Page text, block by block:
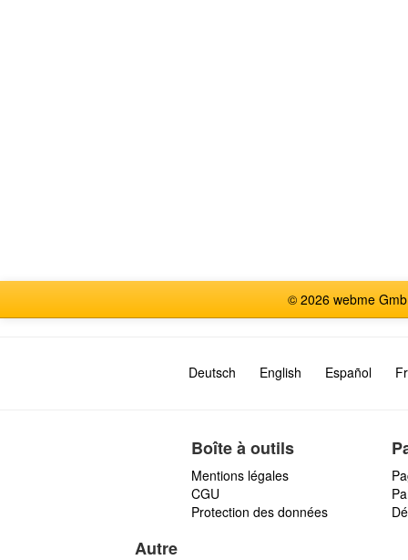
© 2026 webme
Deutsch English Español
Boîte à outils
Mentions légales
CGU
Protection des données
Autre